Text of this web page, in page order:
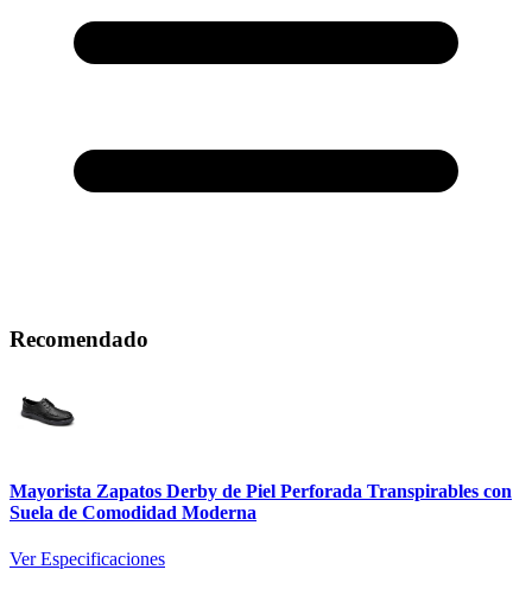
Recomendado
Mayorista Zapatos Derby de Piel Perforada Transpirables con
Suela de Comodidad Moderna
Ver Especificaciones